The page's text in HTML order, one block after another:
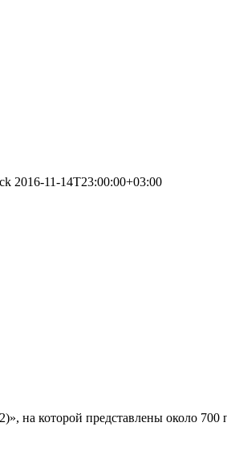
2016-11-14T23:00:00+03:00
на которой представлены около 700